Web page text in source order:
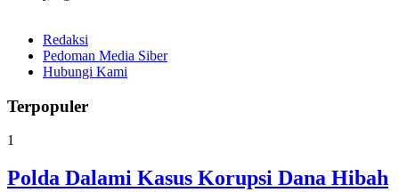
Redaksi
Pedoman Media Siber
Hubungi Kami
Terpopuler
1
Polda Dalami Kasus Korupsi Dana Hibah